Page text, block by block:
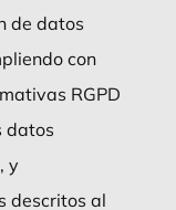
de datos
con
RGPD
datos
y
descritos al